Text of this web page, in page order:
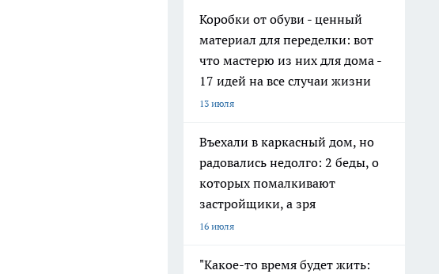
Коробки от обуви - ценный
материал для переделки: вот
что мастерю из них для дома -
17 идей на все случаи жизни
13 июля
Въехали в каркасный дом, но
радовались недолго: 2 беды, о
которых помалкивают
застройщики, а зря
16 июля
"Какое-то время будет жить: